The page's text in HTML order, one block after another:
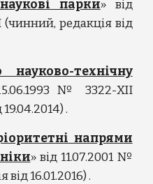
парки» від
редакція від
науково-технічну
№ 3322-XII
.
напрями
» від 11.07.2001 №
16.01.2016) .